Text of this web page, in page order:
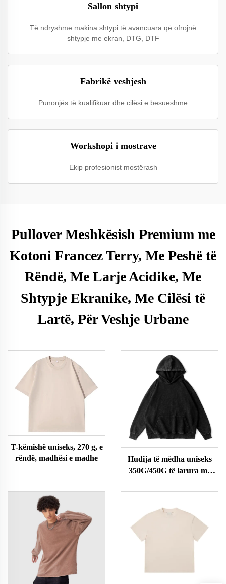
Sallon shtypi
Të ndryshme makina shtypi të avancuara që ofrojnë
shtypje me ekran, DTG, DTF
Fabrikë veshjesh
Punonjës të kualifikuar dhe cilësi e besueshme
Workshopi i mostrave
Ekip profesionist mostërash
Pullover Meshkësish Premium me
Kotoni Francez Terry, Me Peshë të
Rëndë, Me Larje Acidike, Me
Shtypje Ekranike, Me Cilësi të
Lartë, Për Veshje Urbane
T-këmishë uniseks, 270 g, e
rëndë, madhësi e madhe
Hudija të mëdha uniseks
350G/450G të larura me